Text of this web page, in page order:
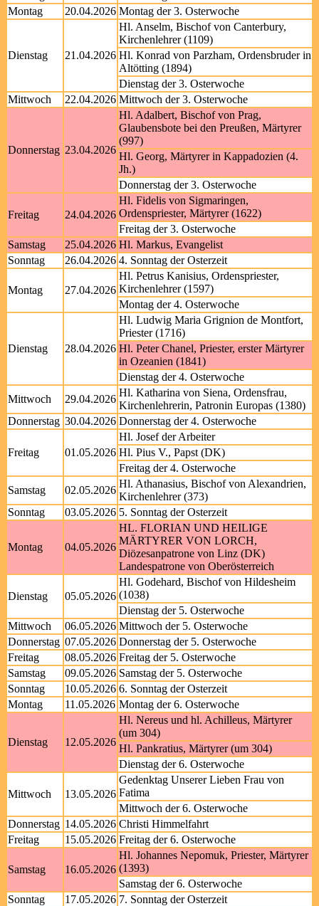
Montag
20.04.2026 Montag der 3. Osterwoche
Dienstag 21.04.2026
Hl. Anselm, Bischof von Canterbury,
Kirchenlehrer (1109)
Hl. Konrad von Parzham, Ordensbruder in
Altötting (1894)
Dienstag der 3. Osterwoche
Mittwoch
22.04.2026 Mittwoch der 3. Osterwoche
Donnerstag 23.04.2026
Hl. Adalbert, Bischof von Prag,
Glaubensbote bei den Preußen, Märtyrer
(997)
Hl. Georg, Märtyrer in Kappadozien (4.
Jh.)
Donnerstag der 3. Osterwoche
Freitag 24.04.2026
Hl. Fidelis von Sigmaringen,
Ordenspriester, Märtyrer (1622)
Freitag der 3. Osterwoche
Samstag
25.04.2026 Hl. Markus, Evangelist
Sonntag
26.04.2026 4. Sonntag der Osterzeit
Montag 27.04.2026
Hl. Petrus Kanisius, Ordenspriester,
Kirchenlehrer (1597)
Montag der 4. Osterwoche
Dienstag 28.04.2026
Hl. Ludwig Maria Grignion de Montfort,
Priester (1716)
Hl. Peter Chanel, Priester, erster Märtyrer
in Ozeanien (1841)
Dienstag der 4. Osterwoche
Mittwoch
29.04.2026
Hl. Katharina von Siena, Ordensfrau,
Kirchenlehrerin, Patronin Europas (1380)
Donnerstag 30.04.2026 Donnerstag der 4. Osterwoche
Freitag 01.05.2026
Hl. Josef der Arbeiter
Hl. Pius V., Papst (DK)
Freitag der 4. Osterwoche
Samstag
02.05.2026
Hl. Athanasius, Bischof von Alexandrien,
Kirchenlehrer (373)
Sonntag
03.05.2026 5. Sonntag der Osterzeit
Montag 04.05.2026
HL. FLORIAN UND HEILIGE
MÄRTYRER VON LORCH,
Diözesanpatrone von Linz (DK)
Landespatrone von Oberösterreich
Dienstag 05.05.2026
Hl. Godehard, Bischof von Hildesheim
(1038)
Dienstag der 5. Osterwoche
Mittwoch
06.05.2026 Mittwoch der 5. Osterwoche
Donnerstag 07.05.2026 Donnerstag der 5. Osterwoche
Freitag
08.05.2026 Freitag der 5. Osterwoche
Samstag
09.05.2026 Samstag der 5. Osterwoche
Sonntag
10.05.2026 6. Sonntag der Osterzeit
Montag
11.05.2026 Montag der 6. Osterwoche
Dienstag 12.05.2026
Hl. Nereus und hl. Achilleus, Märtyrer
(um 304)
Hl. Pankratius, Märtyrer (um 304)
Dienstag der 6. Osterwoche
Mittwoch 13.05.2026
Gedenktag Unserer Lieben Frau von
Fatima
Mittwoch der 6. Osterwoche
Donnerstag 14.05.2026 Christi Himmelfahrt
Freitag
15.05.2026 Freitag der 6. Osterwoche
Samstag 16.05.2026
Hl. Johannes Nepomuk, Priester, Märtyrer
(1393)
Samstag der 6. Osterwoche
Sonntag
17.05.2026 7. Sonntag der Osterzeit